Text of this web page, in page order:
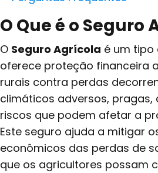
O Que é o Seguro
O Seguro Agrícola é um tipo
oferece proteção financeira
rurais contra perdas
climáticos adversos, pragas,
riscos que podem afetar a
Este seguro ajuda a mitigar
econômicos das perdas de
que os agricultores possam